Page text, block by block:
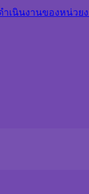
เนินงานของหน่วย